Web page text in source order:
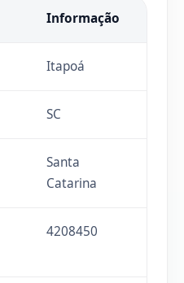
Informação
Itapoá
SC
Santa
Catarina
4208450